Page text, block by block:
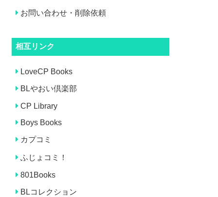
お問い合わせ・削除依頼
相互リンク
LoveCP Books
BLやおい倶楽部
CP Library
Boys Books
カプコミ
ふじょコミ！
801Books
BLコレクション